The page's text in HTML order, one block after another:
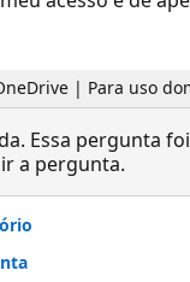
| Para uso
Essa pergunta
a pergunta.